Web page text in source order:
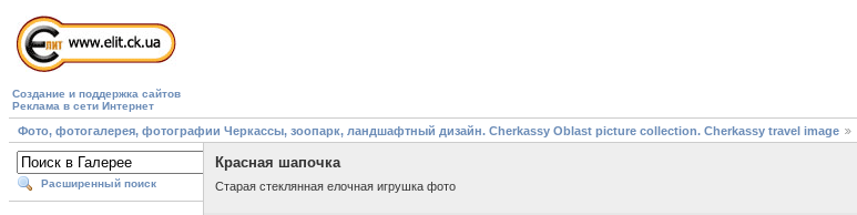
Создание и поддержка сайтов
Реклама в сети Интернет
Фото, фотогалерея, фотографии Черкассы, зоопарк, ландшафтный дизайн. Cherkassy Oblast picture collection. Cherkassy travel image
Расширенный поиск
Красная шапочка
Старая стеклянная елочная игрушка фото